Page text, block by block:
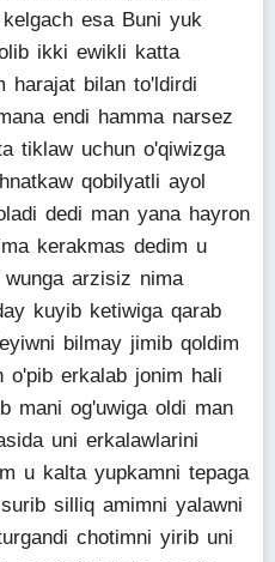
esa Buni yuk
ikki ewikli katta
harajat bilan to'ldirdi
endi hamma narsez
tiklaw uchun o'qiwizga
qobilyatli ayol
dedi man yana hayron
kerakmas dedim u
arzisiz nima
kuyib ketiwiga qarab
bilmay jimib qoldim
o'pib erkalab jonim hali
mani og'uwiga oldi man
uni erkalawlarini
u kalta yupkamni tepaga
silliq amimni yalawni
chotimni yirib uni